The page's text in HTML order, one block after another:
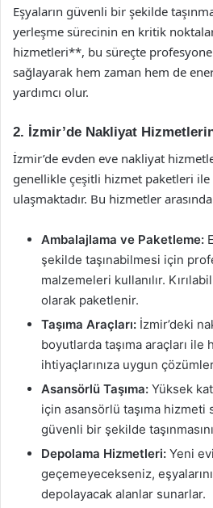
Eşyaların güvenli bir şekilde
yerleşme sürecinin en kritik
hizmetleri**, bu süreçte profesyonel
sağlayarak hem zaman hem de
yardımcı olur.
2. İzmir’de Nakliyat
İzmir’de evden eve nakliyat
genellikle çeşitli hizmet paketleri
ulaşmaktadır. Bu hizmetler
Ambalajlama ve Paketleme:
şekilde taşınabilmesi için
malzemeleri kullanılır.
olarak paketlenir.
Taşıma Araçları: İzmir’deki
boyutlarda taşıma araçları ile
ihtiyaçlarınıza uygun
Asansörlü Taşıma: Yüksek
için asansörlü taşıma hizmeti
güvenli bir şekilde
Depolama Hizmetleri: Yeni
geçemeyecekseniz,
depolayacak alanlar sunarlar.